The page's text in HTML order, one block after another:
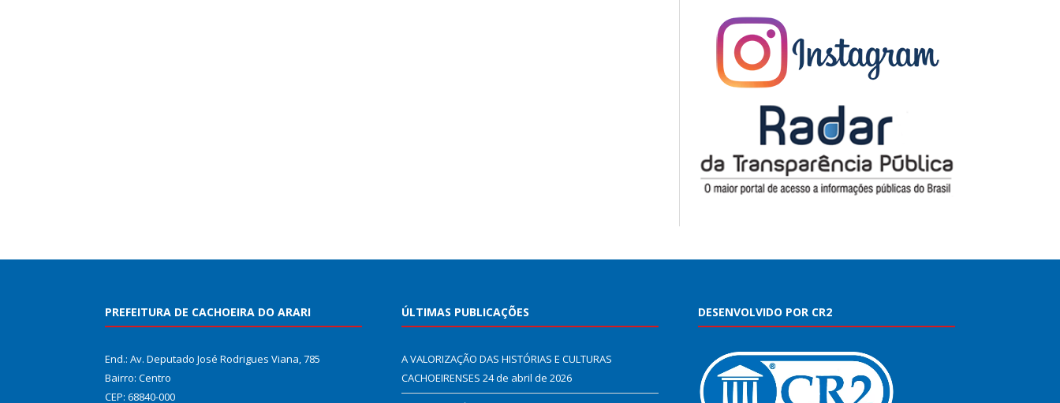
PREFEITURA DE CACHOEIRA DO ARARI
End.: Av. Deputado José Rodrigues Viana, 785
Bairro: Centro
CEP: 68840-000
ÚLTIMAS PUBLICAÇÕES
A VALORIZAÇÃO DAS HISTÓRIAS E CULTURAS
CACHOEIRENSES 24 de abril de 2026
DESENVOLVIDO POR CR2